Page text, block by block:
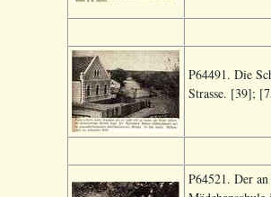
P64491. Die
Strasse. [39];
P64521. Der